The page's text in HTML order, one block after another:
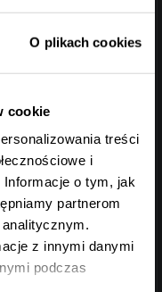
O plikach cookies
cookie
treści
i
o tym, jak
partnerom
z innymi danymi
podczas